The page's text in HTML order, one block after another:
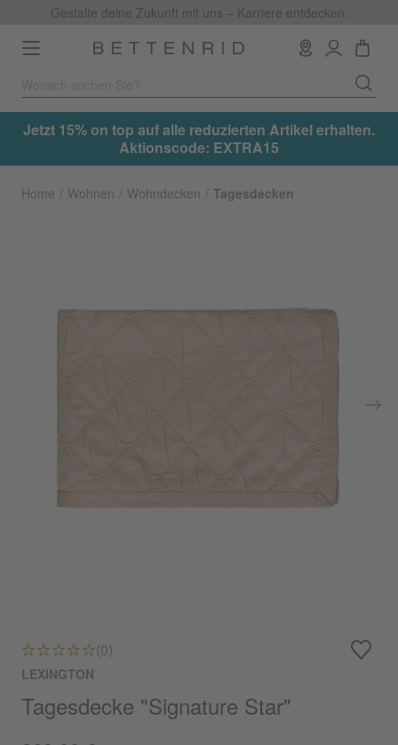
Gestalte deine Zukunft mit uns – Karriere entdecken.
Toggle
navigation
Jetzt 15% on top auf alle reduzierten Artikel erhalten.
Aktionscode: EXTRA15
Home Wohnen Wohndecken Tagesdecken
(0)
LEXINGTON
Tagesdecke "Signature Star"